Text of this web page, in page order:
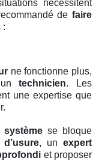
nécessitent
defaire
:
ne fonctionne plus,
technicien. Les
une expertise que
systèmese bloque
, unexpert
et proposer